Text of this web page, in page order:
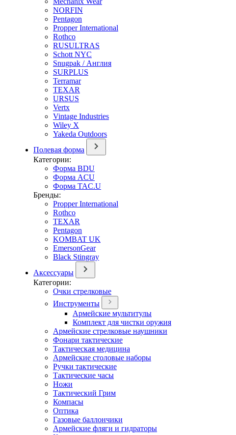
NORFIN
Pentagon
Propper International
Rothco
RUSULTRAS
Schott NYC
Snugpak / Англия
SURPLUS
Terramar
TEXAR
URSUS
Vertx
Vintage Industries
Wiley X
Yakeda Outdoors
Полевая форма
Категории:
Форма BDU
Форма ACU
Форма TAC.U
Бренды:
Propper International
Rothco
TEXAR
Pentagon
KOMBAT UK
EmersonGear
Black Stingray
Аксессуары
Категории:
Очки стрелковые
Инструменты
Армейские мультитулы
Комплект для чистки оружия
Армейские стрелковые наушники
Фонари тактические
Тактическая медицина
Армейские столовые наборы
Ручки тактические
Тактические часы
Ножи
Тактический Грим
Компасы
Оптика
Газовые баллончики
Армейские фляги и гидраторы